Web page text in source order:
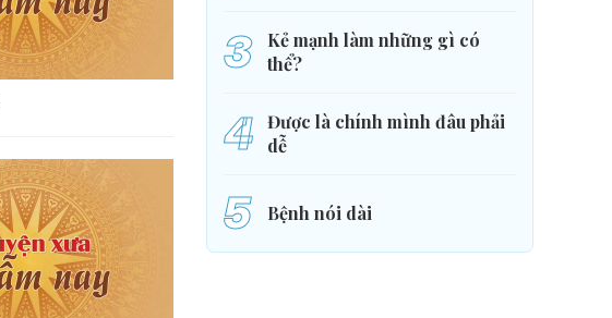
3
Kẻ mạnh làm những gì có
thể?
4
Được là chính mình đâu phải
dễ
5 Bệnh nói dài